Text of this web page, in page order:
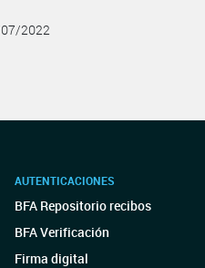
2022
AUTENTICACIONES
BFA Repositorio recibos
BFA Verificación
Firma digital